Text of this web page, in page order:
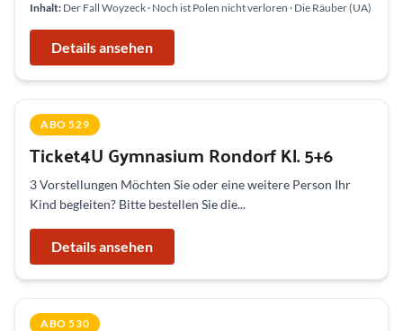
Inhalt: Der Fall Woyzeck · Noch ist Polen nicht verloren · Die Räuber (UA)
Details ansehen
ABO 529
Ticket4U Gymnasium Rondorf Kl. 5+6
3 Vorstellungen Möchten Sie oder eine weitere Person Ihr
Kind begleiten? Bitte bestellen Sie die...
Details ansehen
ABO 530